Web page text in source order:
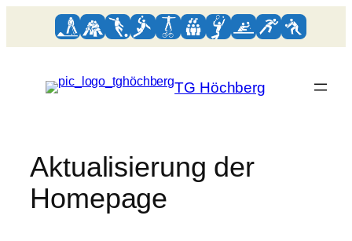
springen
TG Höchberg
Aktualisierung der
Homepage